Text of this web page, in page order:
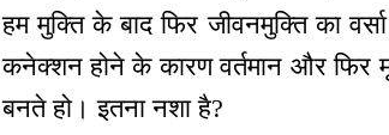
हम मुक्ति के बाद फिर जीवनमुक्ति का
कनेक्शन होने के कारण वर्तमान और फिर
बनते हो। इतना नशा है?